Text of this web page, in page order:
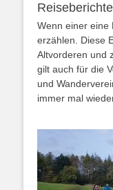
Reiseberichte
Wenn einer eine
erzählen. Diese
Altvorderen und
gilt auch für die
und
immer mal